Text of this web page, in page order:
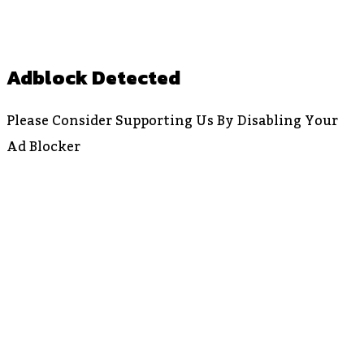
Adblock Detected
Please Consider Supporting Us By Disabling Your
Ad Blocker